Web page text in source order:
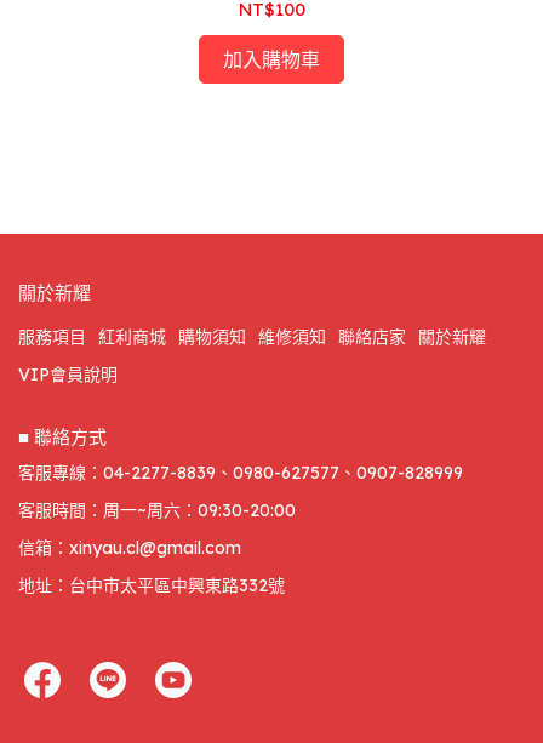
NT$100
加入購物車
關於新耀
服務項目 紅利商城 購物須知 維修須知 聯絡店家
關於新耀
VIP會員說明
■ 聯絡方式
客服專線：04-2277-8839、0980-627577、0907-828999
客服時間：周一~周六：09:30-20:00
信箱：xinyau.cl@gmail.com
地址：台中市太平區中興東路332號